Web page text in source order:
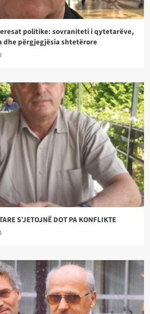
politike: sovraniteti i qytetarëve,
përgjegjësia shtetërore
S’JETOJNË DOT PA KONFLIKTE